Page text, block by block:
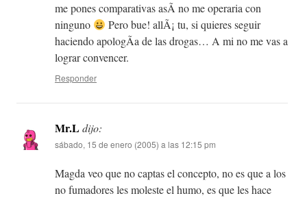
me pones comparativas asÃ­ no me operaria con
ninguno
Pero bue! allÃ¡ tu, si quieres seguir
haciendo apologÃ­a de las drogas… A mi no me vas a
lograr convencer.
Responder
Mr.Ldijo:
sábado, 15 de enero (2005) a las 12:15 pm
Magda veo que no captas el concepto, no es que a los
no fumadores les moleste el humo, es que les hace